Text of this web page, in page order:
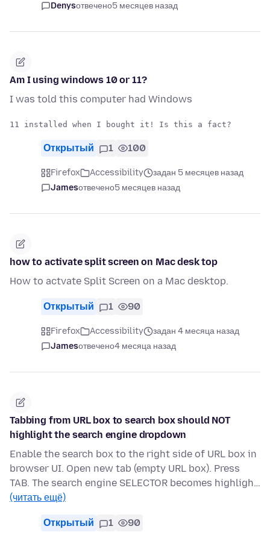
Denysотвечено5 месяцев назад
Am I using windows 10 or 11?
I was told this computer had Windows
Открытый 1 100
Firefox Accessibility
задан 5 месяцев назад
Jamesотвечено5 месяцев назад
how to activate split screen on Mac desk top
How to actvate Split Screen on a Mac desktop.
Открытый 1 90
Firefox Accessibility
задан 4 месяца назад
Jamesотвечено4 месяца назад
Tabbing from URL box to search box should NOT
highlight the search engine dropdown
Enable the search box to the right side of URL box in
browser UI. Open new tab (empty URL box). Press
TAB. The search engine SELECTOR becomes highligh…
(читать ещё)
Открытый 1 90